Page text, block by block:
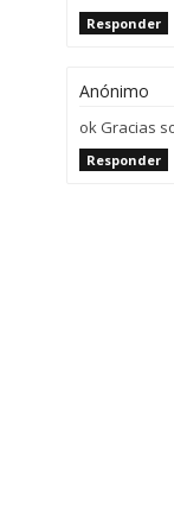
Responder
Anónimo
ok Gracias
Responder